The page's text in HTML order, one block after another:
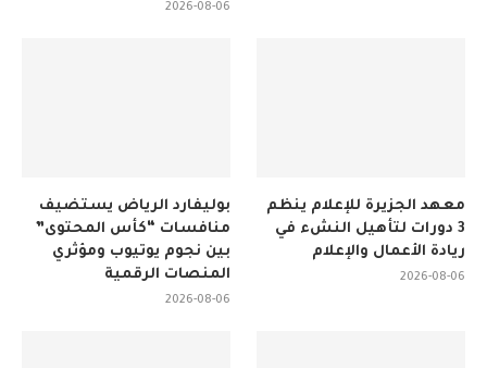
2026-08-06
بوليفارد الرياض يستضيف
منافسات “كأس المحتوى”
بين نجوم يوتيوب ومؤثري
المنصات الرقمية
2026-08-06
معهد الجزيرة للإعلام ينظم
3 دورات لتأهيل النشء في
ريادة الأعمال والإعلام
2026-08-06